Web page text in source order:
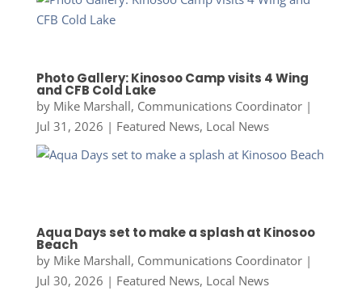
Photo Gallery: Kinosoo Camp visits 4 Wing
and CFB Cold Lake
by Mike Marshall, Communications Coordinator|
Jul 31, 2026 | Featured News, Local News
Aqua Days set to make a splash at Kinosoo
Beach
by Mike Marshall, Communications Coordinator|
Jul 30, 2026 | Featured News, Local News